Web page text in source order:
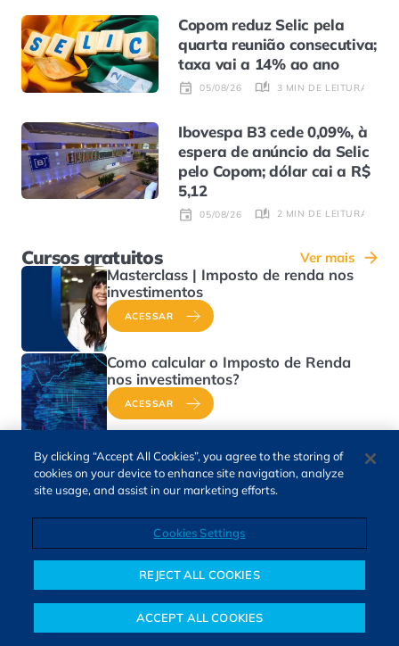
Notícias Colunistas Objetivos financeiros Investimentos Mais
Copom reduz Selic pela
quarta reunião consecutiva;
taxa vai a 14% ao ano
05/08/26 3 MIN DE LEITURA
Ibovespa B3 cede 0,09%, à
espera de anúncio da Selic
pelo Copom; dólar cai a R$
5,12
05/08/26 2 MIN DE LEITURA
Cursos gratuitos Ver mais
Masterclass | Imposto de renda nos
investimentos
ACESSAR
Como calcular o Imposto de Renda
nos investimentos?
ACESSAR
Como declarar imposto de renda sobre
ações?
ACESSAR
By clicking “Accept All Cookies”, you agree to the storing of
cookies on your device to enhance site navigation, analyze
site usage, and assist in our marketing efforts.
Cookies Settings
REJECT ALL COOKIES
ACCEPT ALL COOKIES